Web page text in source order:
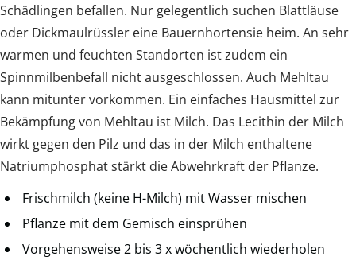
Schädlingen befallen. Nur gelegentlich suchen Blattläuse
oder Dickmaulrüssler eine Bauernhortensie heim. An sehr
warmen und feuchten Standorten ist zudem ein
Spinnmilbenbefall nicht ausgeschlossen. Auch Mehltau
kann mitunter vorkommen. Ein einfaches Hausmittel zur
Bekämpfung von Mehltau ist Milch. Das Lecithin der Milch
wirkt gegen den Pilz und das in der Milch enthaltene
Natriumphosphat stärkt die Abwehrkraft der Pflanze.
Frischmilch (keine H-Milch) mit Wasser mischen
Pflanze mit dem Gemisch einsprühen
Vorgehensweise 2 bis 3 x wöchentlich wiederholen